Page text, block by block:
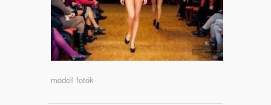
modell fotók